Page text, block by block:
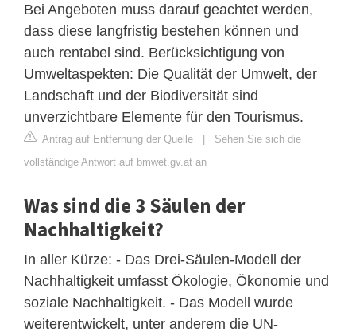
Bei Angeboten muss darauf geachtet werden,
dass diese langfristig bestehen können und
auch rentabel sind. Berücksichtigung von
Umweltaspekten: Die Qualität der Umwelt, der
Landschaft und der Biodiversität sind
unverzichtbare Elemente für den Tourismus.
Antrag auf Entfernung der Quelle | Sehen Sie sich die
vollständige Antwort auf bmwet.gv.at an
Was sind die 3 Säulen der
Nachhaltigkeit?
In aller Kürze: - Das Drei-Säulen-Modell der
Nachhaltigkeit umfasst Ökologie, Ökonomie und
soziale Nachhaltigkeit. - Das Modell wurde
weiterentwickelt, unter anderem die UN-